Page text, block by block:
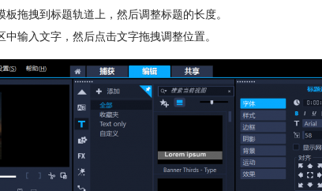
拖拽到标题轨道上，然后调整标题的长度。
输入文字，然后点击文字拖拽调整位置。